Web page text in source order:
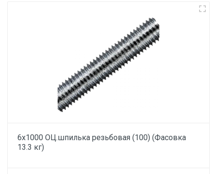
6х1000 ОЦ.шпилька резьбовая (100) (Фасовка
13.3 кг)